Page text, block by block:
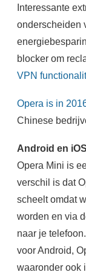
Interessante
onderscheiden
blocker om
VPN
Opera is in
Chinese
Android en iOS
Opera Mini is
verschil is dat
scheelt omdat
worden en via
naar je
voor Android,
waaronder ook